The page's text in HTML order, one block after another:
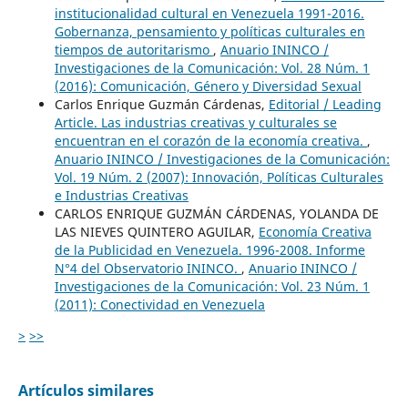
institucionalidad cultural en Venezuela 1991-2016.
Gobernanza, pensamiento y políticas culturales en
tiempos de autoritarismo , Anuario ININCO /
Investigaciones de la Comunicación: Vol. 28 Núm. 1
(2016): Comunicación, Género y Diversidad Sexual
Carlos Enrique Guzmán Cárdenas, Editorial / Leading
Article. Las industrias creativas y culturales se
encuentran en el corazón de la economía creativa. ,
Anuario ININCO / Investigaciones de la Comunicación:
Vol. 19 Núm. 2 (2007): Innovación, Políticas Culturales
e Industrias Creativas
CARLOS ENRIQUE GUZMÁN CÁRDENAS, YOLANDA DE
LAS NIEVES QUINTERO AGUILAR, Economía Creativa
de la Publicidad en Venezuela. 1996-2008. Informe
N°4 del Observatorio ININCO. , Anuario ININCO /
Investigaciones de la Comunicación: Vol. 23 Núm. 1
(2011): Conectividad en Venezuela
> >>
Artículos similares